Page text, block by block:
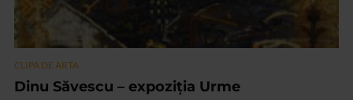
CLIPA DE ARTA
Dinu Săvescu – expoziția Urme